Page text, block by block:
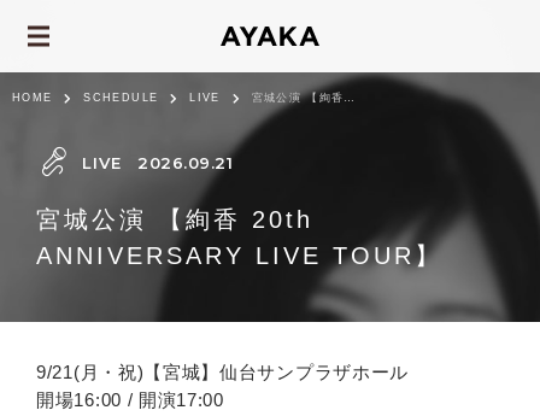
HOME SCHEDULE LIVE 宮城公演 【絢香 20th ANNIVERSARY LIVE TOUR】
LIVE 2026.09.21
宮城公演 【絢香 20th
ANNIVERSARY LIVE TOUR】
9/21(月・祝)【宮城】仙台サンプラザホール
開場16:00 / 開演17:00